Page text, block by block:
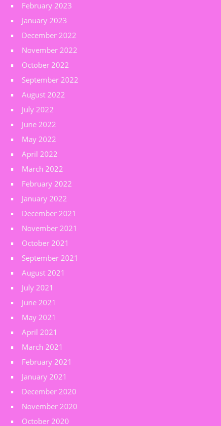
February 2023
January 2023
December 2022
November 2022
October 2022
September 2022
August 2022
July 2022
June 2022
May 2022
April 2022
March 2022
February 2022
January 2022
December 2021
November 2021
October 2021
September 2021
August 2021
July 2021
June 2021
May 2021
April 2021
March 2021
February 2021
January 2021
December 2020
November 2020
October 2020